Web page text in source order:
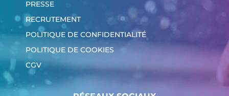
PRESSE
RECRUTEMENT
POLITIQUE DE CONFIDENTIALITÉ
POLITIQUE DE COOKIES
CGV